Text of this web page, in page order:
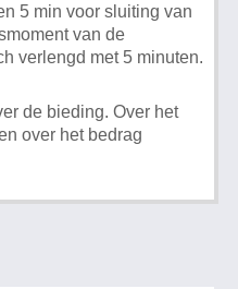
5 min voor sluiting van
van de
verlengd met 5 minuten.
de bieding. Over het
over het bedrag